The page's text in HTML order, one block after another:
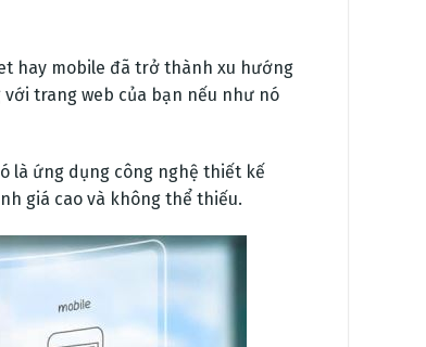
hay mobile đã trở thành xu hướng
trang web của bạn nếu như nó
là ứng dụng công nghệ thiết kế
giá cao và không thể thiếu.